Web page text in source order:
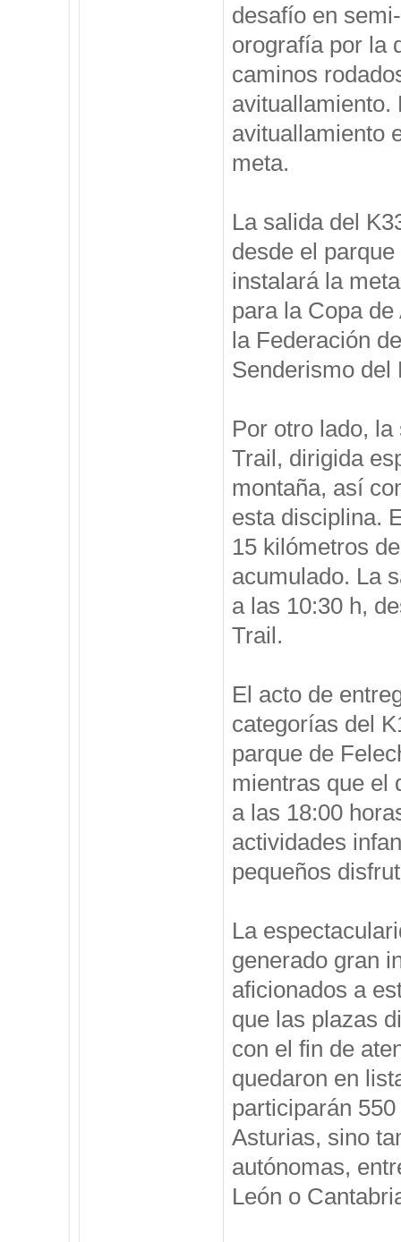
desafío en
orografía por la
caminos
avituallamiento.
avituallamiento
meta.
La salida del
desde el
instalará la
para la Copa
la Federación
Senderismo del
Por otro lado,
Trail, dirigida
montaña, así
esta disciplina.
15 kilómetros
acumulado. La
a las 10:30 h,
Trail.
El acto de
categorías del
parque de
mientras que el
a las 18:00
actividades
pequeños
La
generado gran
aficionados a
que las plazas
con el fin de
quedaron en
participarán
Asturias, sino
autónomas,
León o